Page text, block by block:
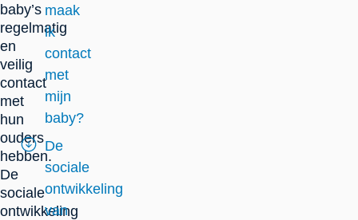
baby’s
regelmatig
en
veilig
contact
met
hun
ouders
hebben.
De
sociale
ontwikkeling
maak
ik
contact
met
mijn
baby?
De
sociale
ontwikkeling
van